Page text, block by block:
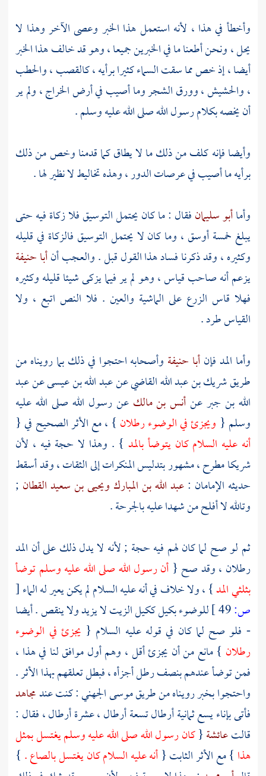
وأخطأ في هذا ، لأنه استعمل هذا الخبر وعصى الآخر وهذا لا
يحل ، ونحن أطعنا ما في الخبرين جميعا ، وهو قد خالف هذا الخبر
أيضا ، إذ خص مما سقت السماء كثيرا برأيه ، كالقصب ، والحطب
، والحشيش ، وورق الشجر وما أصيب في أرض الخراج ، ولم ير
أن يخصه بكلام رسول الله صلى الله عليه وسلم .
وأيضا فإنه كلف من ذلك ما لا يطاق كما قدمنا وخص من ذلك
برأيه ما أصيب في عرصات الدور ، وهذه تخاليط لا نظير لها .
وأماأبو سليمانفقال : ما كان يحتمل التوسيق فلا زكاة فيه حتى
يبلغ خمسة أوسق ، وما كان لا يحتمل التوسيق فالزكاة في قليله
وكثيره ، وقد ذكرنا فساد هذا القول قبل . والعجب أنأبا حنيفة
يزعم أنه صاحب قياس ، وهو لم ير فيما يزكى شيئا قليله وكثيره
فهلا قاس الزرع على الماشية والعين . فلا النص اتبع ، ولا
القياس طرد .
وأما المد فإنأبا حنيفة وأصحابه احتجوا في ذلك بما رويناه من
طريقشريك بن عبد اللهالقاضي عنعبد الله بن عيسىعنعبد
الله بن جبرعنأنس بن مالكعن رسول الله صلى الله عليه
وسلم { ويجزئ في الوضوء رطلان } ، مع الأثر الصحيح في {
أنه عليه السلام كان يتوضأ بالمد } . وهذا لا حجة فيه ، لأن
شريكامطرح ، مشهور بتدليس المنكرات إلى الثقات ، وقد أسقط
حديثه الإمامان :عبد الله بن المبارك ويحيى بن سعيد القطان ;
وتالله لا أفلح من شهدا عليه بالجرحة .
ثم لو صح لما كان لهم فيه حجة ; لأنه لا يدل ذلك على أن المد
رطلان ، وقد صح { أن رسول الله صلى الله عليه وسلم توضأ
بثلثي المد} ، ولا خلاف في أنه عليه السلام لم يكن يعير له الماء[
ص:
للوضوء بكيل ككيل الزيت لا يزيد ولا ينقص . أيضا
- فلو صح لما كان في قوله عليه السلام { يجزئ في الوضوء
رطلان } مانع من أن يجزئ أقل ، وهم أول موافق لنا في هذا ،
فمن توضأ عندهم بنصف رطل أجزأه ، فبطل تعلقهم بهذا الأثر .
واحتجوا بخبر رويناه من طريقموسى الجهني: كنت عندمجاهد
فأتى بإناء يسع ثمانية أرطال تسعة أرطال ، عشرة أرطال ، فقال :
قالتعائشة{كان رسول الله صلى الله عليه وسلم يغتسل بمثل
هذا } مع الأثر الثابت {أنه عليه السلام كان يغتسل بالصاع . }